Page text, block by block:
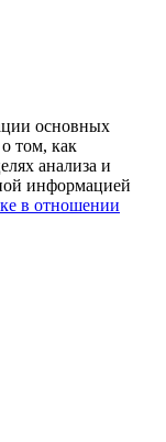
основных
том, как
анализа и
информацией
в отношении